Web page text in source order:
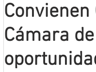
Cámara